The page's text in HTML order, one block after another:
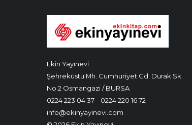
Ekin Yayınevi
Şehreküstü Mh. Cumhuriyet Cd. Durak Sk.
No:2 Osmangazi / BURSA
0224 223 04 37
0224 220 16 72
info@ekinyayinevi.com